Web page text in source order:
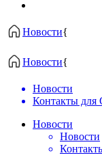
Новости{
Новости{
Новости
Контакты
Новости
Новости